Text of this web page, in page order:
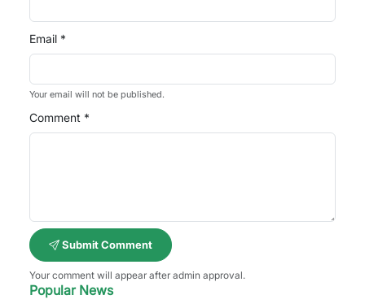
Email *
Your email will not be published.
Comment *
Submit Comment
Your comment will appear after admin approval.
Popular News